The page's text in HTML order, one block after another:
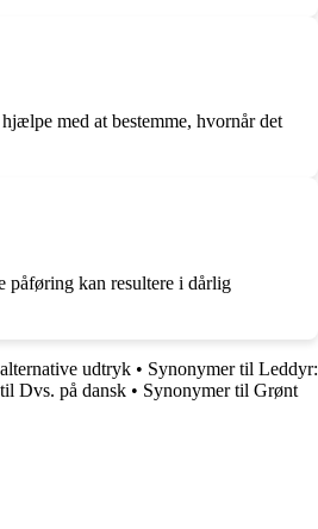
med at bestemme, hvornår det
påføring kan resultere i dårlig
udtryk • Synonymer til Leddyr:
Dvs. på dansk • Synonymer til Grønt